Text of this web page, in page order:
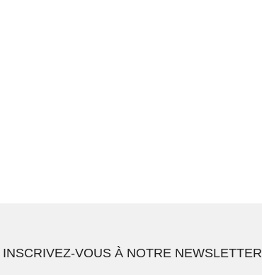
INSCRIVEZ-VOUS À NOTRE NEWSLETTER